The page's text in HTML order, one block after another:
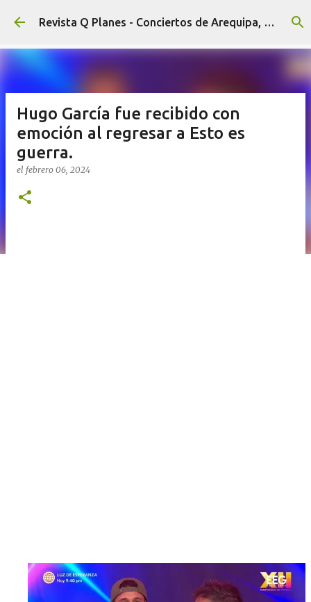
Ir al contenido principal Revista Q Planes - Conciertos de Arequipa, fiestas, eventos y Cultura
Hugo García fue recibido con
emoción al regresar a Esto es
guerra.
el febrero 06, 2024